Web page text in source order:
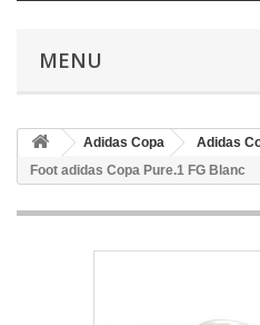
MENU
Adidas Copa Adidas
Foot adidas Copa Pure.1 FG Blanc